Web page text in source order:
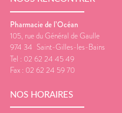
Pharmacie de l’Océan
105, rue du Général de Gaulle
974 34 Saint-Gilles-les-Bains
Tel : 02 62 24 45 49
Fax : 02 62 24 59 70
NOS HORAIRES